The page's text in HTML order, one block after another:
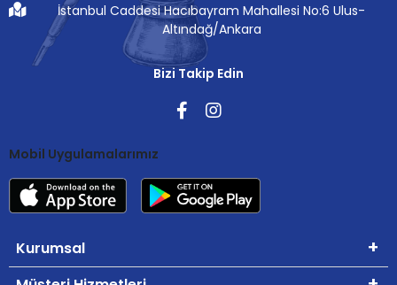
İstanbul Caddesi Hacıbayram Mahallesi No:6 Ulus-
Altındağ/Ankara
Bizi Takip Edin
Mobil Uygulamalarımız
Kurumsal